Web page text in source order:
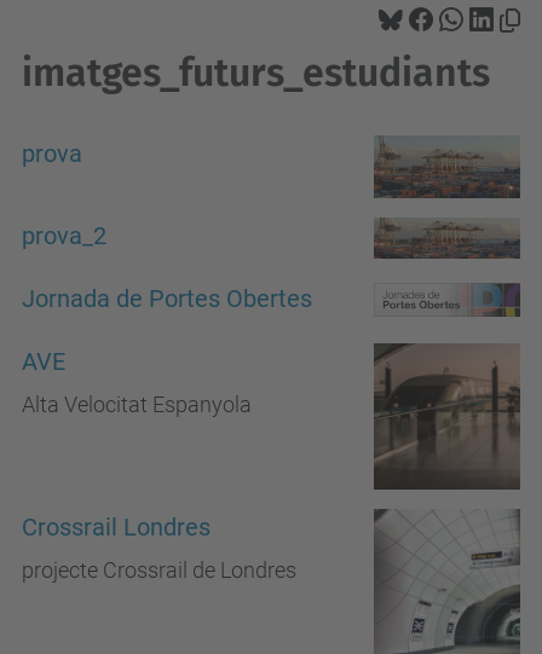
imatges_futurs_estudiants
prova
prova_2
Jornada de Portes Obertes
AVE
Alta Velocitat Espanyola
Crossrail Londres
projecte Crossrail de Londres